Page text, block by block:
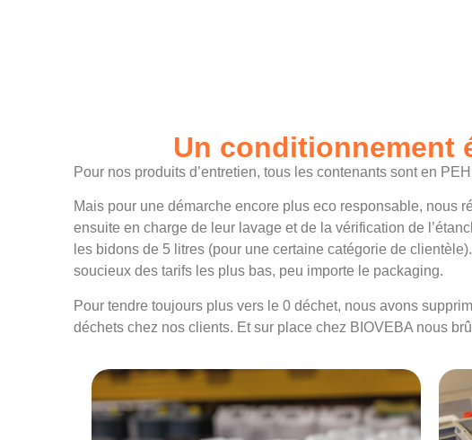
Un conditionnement
Pour nos produits d’entretien, tous les contenants sont en
Mais pour une démarche encore plus eco responsable, nous
ensuite en charge de leur lavage et de la vérification de
les bidons de 5 litres (pour une certaine catégorie de
soucieux des tarifs les plus bas, peu importe le packaging.
Pour tendre toujours plus vers le 0 déchet, nous avons
déchets chez nos clients. Et sur place chez BIOVEBA nous